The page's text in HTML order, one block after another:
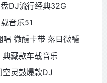
DJ流行经典32G
音乐51
唱 微醺卡带 落日微醺
藏款车载音乐
灵鼓爆款DJ